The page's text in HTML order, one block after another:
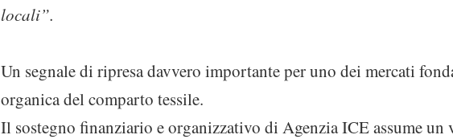
locali”.
Un segnale di ripresa davvero importante per uno dei mercati
organica del comparto tessile.
Il sostegno finanziario e organizzativo di Agenzia ICE assume un